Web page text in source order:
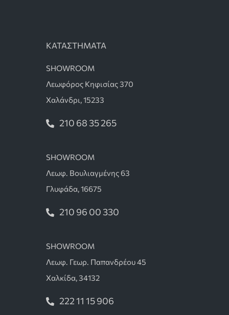
ΚΑΤΑΣΤΗΜΑΤΑ
SHOWROOM
Λεωφόρος Κηφισίας 370
Χαλάνδρι, 15233
210 68 35 265
SHOWROOM
Λεωφ. Βουλιαγμένης 63
Γλυφάδα, 16675
210 96 00 330
SHOWROOM
Λεωφ. Γεωρ. Παπανδρέου 45
Χαλκίδα, 34132
222 11 15 906